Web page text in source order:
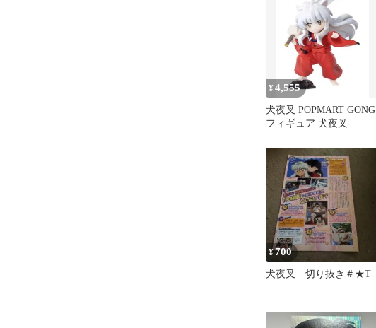
¥4,555
犬夜叉 POPMART GONG
フィギュア 犬夜叉
¥700
犬夜叉 切り抜き＃★T